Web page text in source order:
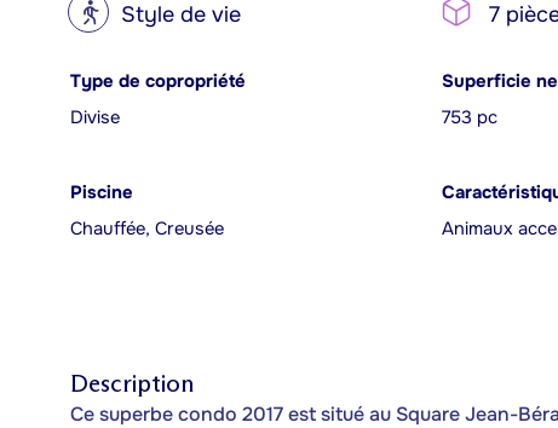
? Style de vie 7
Type de copropriété
Divise
Superficie
753 pc
Piscine
Chauffée, Creusée
Animaux
Description
Ce superbe condo 2017 est situé au Square Jean-